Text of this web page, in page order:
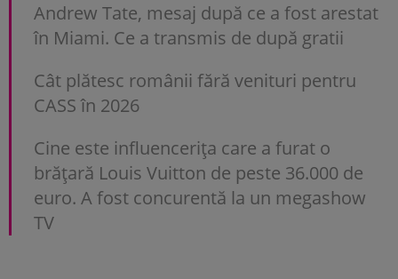
Andrew Tate, mesaj după ce a fost arestat
în Miami. Ce a transmis de după gratii
Cât plătesc românii fără venituri pentru
CASS în 2026
Cine este influencerița care a furat o
brățară Louis Vuitton de peste 36.000 de
euro. A fost concurentă la un megashow
TV